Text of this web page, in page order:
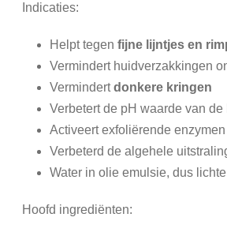
Indicaties:
Helpt tegen fijne lijntjes en
Vermindert huidverzakkingen
Vermindertdonkere kringen
Verbetert de pH waarde van de
Activeert exfoliërende enzymen
Verbeterd de algehele
Water in olie emulsie, dus
Hoofd ingrediënten: